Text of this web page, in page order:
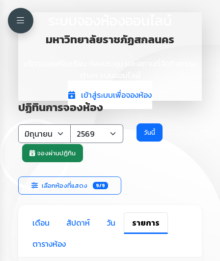
มหาวิทยาลัยราชภัฏสกลนคร
เข้าสู่ระบบเพื่อจองห้อง
ปฏิทินการจองห้อง
วันนี้
จองผ่านปฏิทิน
เลือกห้องที่แสดง 9/9
เดือน สัปดาห์ วัน
รายการ
ตารางห้อง